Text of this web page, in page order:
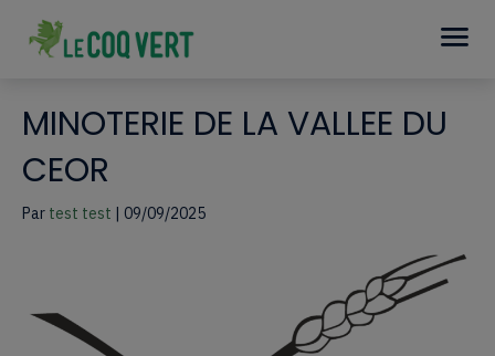
MINOTERIE DE LA VALLEE DU
CEOR
Par test test | 09/09/2025